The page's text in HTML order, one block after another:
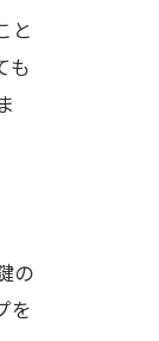
と
も
の
を